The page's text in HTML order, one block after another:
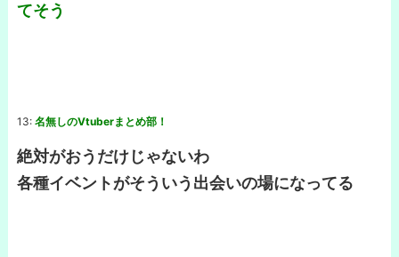
てそう
13: 名無しのVtuberまとめ部！
絶対がおうだけじゃないわ
各種イベントがそういう出会いの場になってる